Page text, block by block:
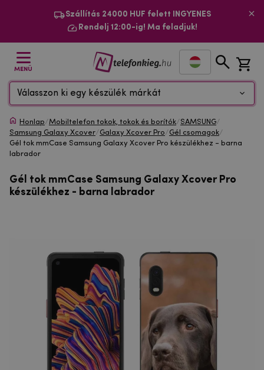
Szállítás 24000 HUF felett INGYENES
Rendelj 12:00-ig! Ma feladjuk!
MENÜ
Válasszon ki egy készülék márkát
Honlap/Mobiltelefon tokok, tokok és borítók/SAMSUNG/
Samsung Galaxy Xcover/Galaxy Xcover Pro/Gél csomagok/
Gél tok mmCase Samsung Galaxy Xcover Pro készülékhez - barna
labrador
Gél tok mmCase Samsung Galaxy Xcover Pro
készülékhez - barna labrador